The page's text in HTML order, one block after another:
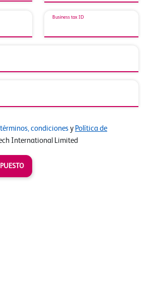
Business tax ID
términos, condiciones y Política de
International Limited